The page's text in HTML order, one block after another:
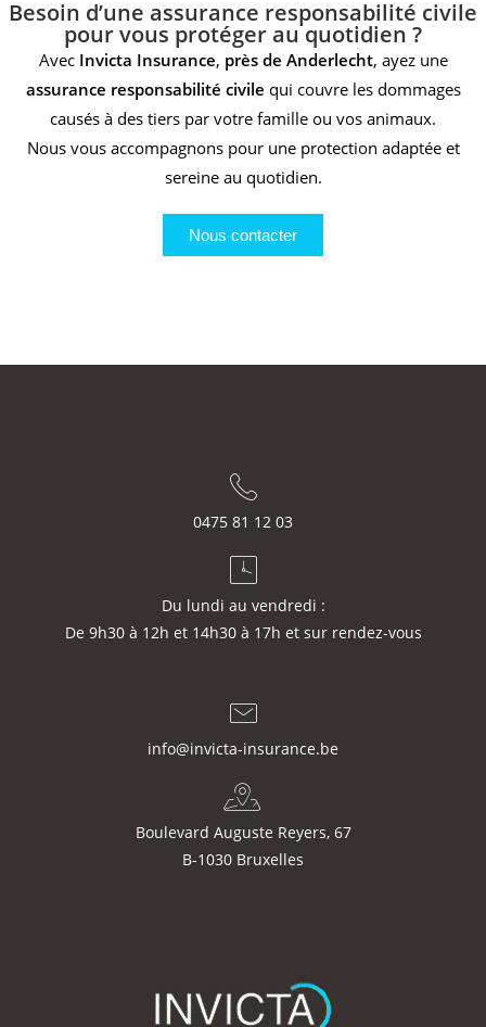
Besoin d’une assurance responsabilité civile
pour vous protéger au quotidien ?
Avec Invicta Insurance, près de Anderlecht, ayez une
assurance responsabilité civile qui couvre les dommages
causés à des tiers par votre famille ou vos animaux.
Nous vous accompagnons pour une protection adaptée et
sereine au quotidien.
Nous contacter
0475 81 12 03
Du lundi au vendredi :
De 9h30 à 12h et 14h30 à 17h et sur rendez-vous
info@invicta-insurance.be
Boulevard Auguste Reyers, 67
B-1030 Bruxelles